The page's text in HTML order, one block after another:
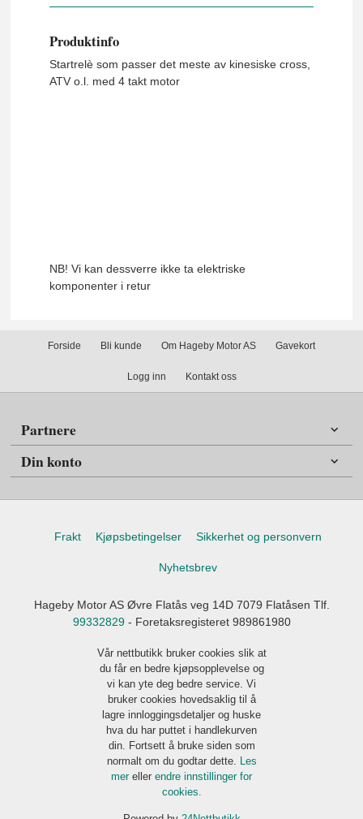
Produktinfo
Startrelè som passer det meste av kinesiske cross,
ATV o.l. med 4 takt motor
NB! Vi kan dessverre ikke ta elektriske
komponenter i retur
Forside Bli kunde Om Hageby Motor AS Gavekort
Logg inn Kontakt oss
Partnere
Din konto
Frakt Kjøpsbetingelser Sikkerhet og personvern
Nyhetsbrev
Hageby Motor AS Øvre Flatås veg 14D 7079 Flatåsen Tlf.
99332829- Foretaksregisteret 989861980
Vår nettbutikk bruker cookies slik at
du får en bedre kjøpsopplevelse og
vi kan yte deg bedre service. Vi
bruker cookies hovedsaklig til å
lagre innloggingsdetaljer og huske
hva du har puttet i handlekurven
din. Fortsett å bruke siden som
normalt om du godtar dette.
Les
mer eller endre innstillinger for
cookies.